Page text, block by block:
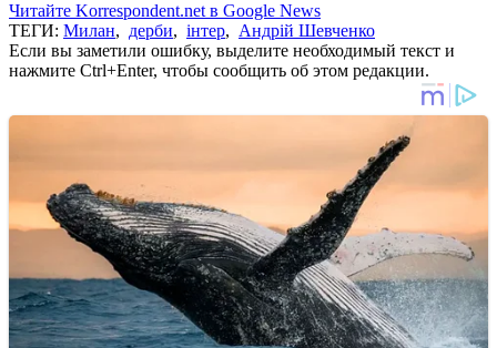
Читайте Korrespondent.net в Google News
ТЕГИ: Милан, дерби, інтер, Андрій Шевченко
Если вы заметили ошибку, выделите необходимый текст и
нажмите Ctrl+Enter, чтобы сообщить об этом редакции.